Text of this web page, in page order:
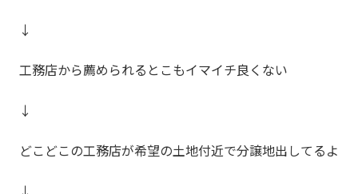
↓
工務店から薦められるとこもイマイチ良くない
↓
どこどこの工務店が希望の土地付近で分譲地出してるよ